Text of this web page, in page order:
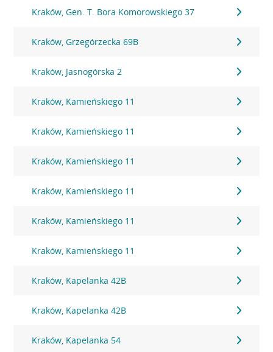
Kraków, Gen. T. Bora Komorowskiego 37
Kraków, Grzegórzecka 69B
Kraków, Jasnogórska 2
Kraków, Kamieńskiego 11
Kraków, Kamieńskiego 11
Kraków, Kamieńskiego 11
Kraków, Kamieńskiego 11
Kraków, Kamieńskiego 11
Kraków, Kamieńskiego 11
Kraków, Kapelanka 42B
Kraków, Kapelanka 42B
Kraków, Kapelanka 54